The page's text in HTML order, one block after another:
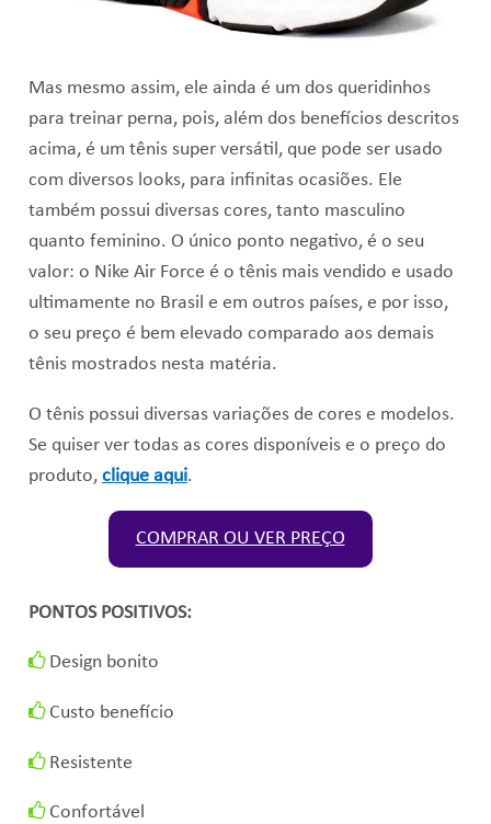
Mas mesmo assim, ele ainda é um dos queridinhos
para treinar perna, pois, além dos benefícios descritos
acima, é um tênis super versátil, que pode ser usado
com diversos looks, para infinitas ocasiões. Ele
também possui diversas cores, tanto masculino
quanto feminino. O único ponto negativo, é o seu
valor: o Nike Air Force é o tênis mais vendido e usado
ultimamente no Brasil e em outros países, e por isso,
o seu preço é bem elevado comparado aos demais
tênis mostrados nesta matéria.
O tênis possui diversas variações de cores e modelos.
Se quiser ver todas as cores disponíveis e o preço do
produto, clique aqui.
COMPRAR OU VER PREÇO
PONTOS POSITIVOS:
Design bonito
Custo benefício
Resistente
Confortável